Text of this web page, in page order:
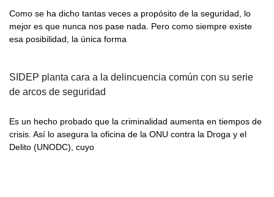
Como se ha dicho tantas veces a propósito de la seguridad, lo
mejor es que nunca nos pase nada. Pero como siempre existe
esa posibilidad, la única forma
SIDEP planta cara a la delincuencia común con su serie
de arcos de seguridad
Es un hecho probado que la criminalidad aumenta en tiempos de
crisis. Así lo asegura la oficina de la ONU contra la Droga y el
Delito (UNODC), cuyo